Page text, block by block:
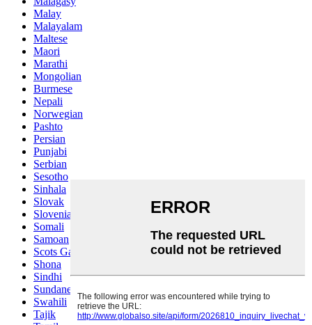
Malay
Malayalam
Maltese
Maori
Marathi
Mongolian
Burmese
Nepali
Norwegian
Pashto
Persian
Punjabi
Serbian
Sesotho
Sinhala
Slovak
Slovenian
Somali
Samoan
Scots Gaelic
Shona
Sindhi
Sundanese
Swahili
Tajik